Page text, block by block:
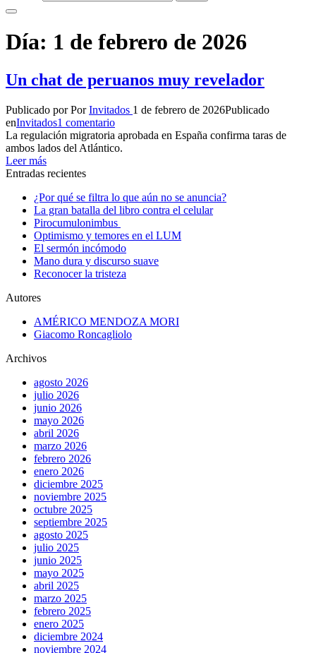
Día: 1 de febrero de 2026
Un chat de peruanos muy revelador
Publicado por PorInvitados 1 de febrero de 2026Publicado
enInvitados1 comentario
La regulación migratoria aprobada en España confirma taras de
ambos lados del Atlántico.
Leer más
Entradas recientes
¿Por qué se filtra lo que aún no se anuncia?
La gran batalla del libro contra el celular
Pirocumulonimbus
Optimismo y temores en el LUM
El sermón incómodo
Mano dura y discurso suave
Reconocer la tristeza
Autores
AMÉRICO MENDOZA MORI
Giacomo Roncagliolo
Archivos
agosto 2026
julio 2026
junio 2026
mayo 2026
abril 2026
marzo 2026
febrero 2026
enero 2026
diciembre 2025
noviembre 2025
octubre 2025
septiembre 2025
agosto 2025
julio 2025
junio 2025
mayo 2025
abril 2025
marzo 2025
febrero 2025
enero 2025
diciembre 2024
noviembre 2024